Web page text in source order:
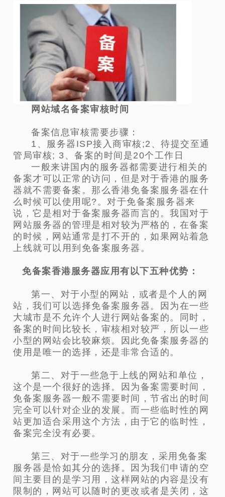
网站域名备案审核时间
备案信息审核需要步骤：
1、服务器ISP接入商审核;2、待提交至通
管局审核; 3、备案的时间是20个工作日
一般来讲国内的服务器都需要进行相关的
备案才可以正常的访问，但是对于香港的服务
器就不需要备案。那么香港免备案服务器在什
么时候可以使用呢?。对于免备案服务器来
说，它是相对于备案服务器而言的。我国对于
网站服务器的管理是相对较为严格的，在备案
的时候，网站通常是打不开的，如果网站着急
上线就可以用到免备案服务器。
免备案香港服务器应用有以下五种优势：
第一、对于小型的网站，或者是个人的网
站，我们可以选择免备案服务器。因为在一些
大城市是不允许个人进行网站备案的。同时，
备案的时间比较长，审核相对较严，所以一些
小型的网站会比较麻烦。因此免备案服务器的
使用是唯一的选择，还是非常合适的。
第二、对于一些急于上线的网站和单位，
这个是一个很好的选择。因为备案需要时间，
免备案服务器一般不需要时间，节省出的时间
完全可以针对企业的发展。而一些临时性的网
站更加适合采用这个方法，由于它的临时性，
备案完全没有必要。
第三、对于一些学习的朋友，采用免备案
服务器是恰如其分的选择。因为我们申请的空
间主要目的是学习用，这样网站的内容是没有
限制的，网站可以随时的更改或者是关闭，这